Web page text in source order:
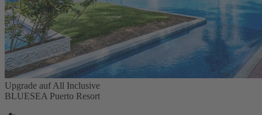
Upgrade auf All Inclusive
BLUESEA Puerto Resort